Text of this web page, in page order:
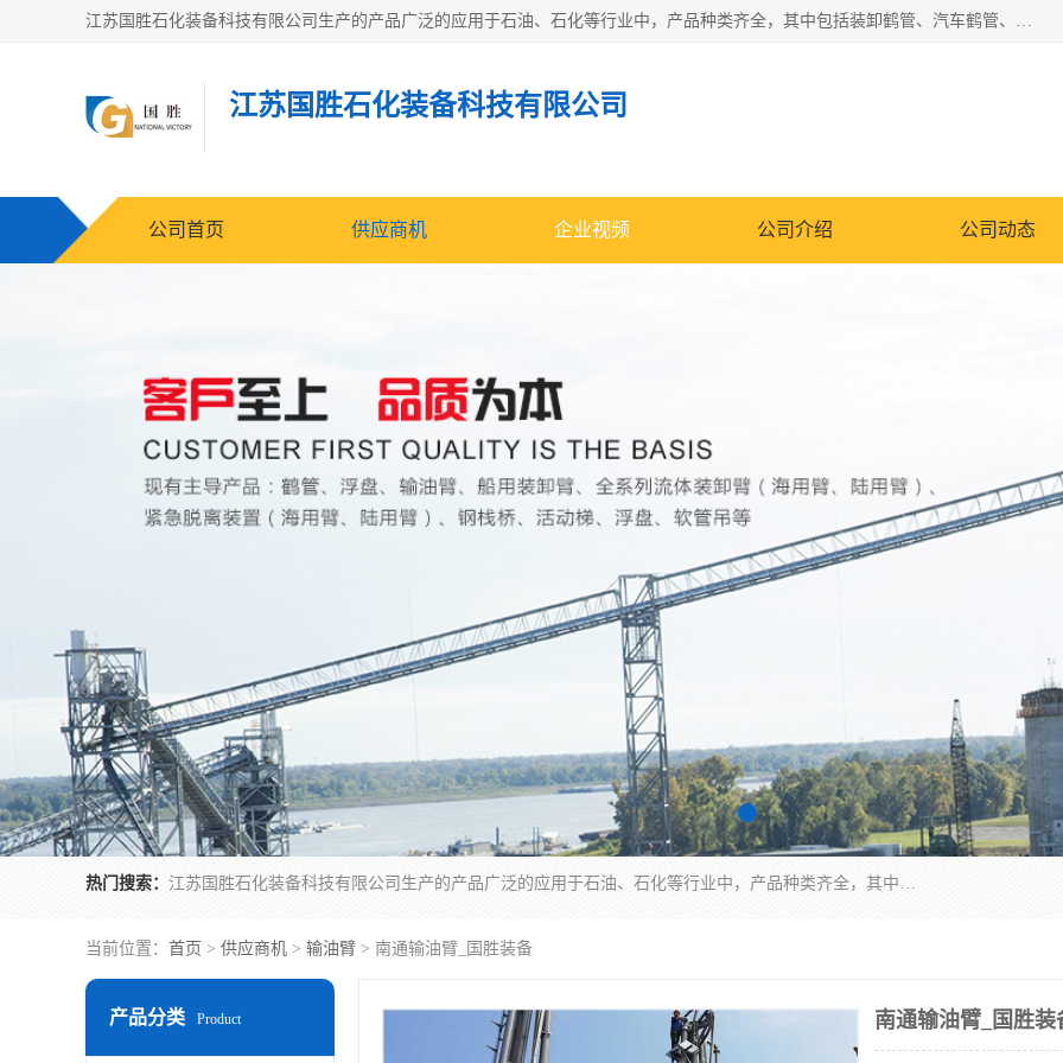
江苏国胜石化装备科技有限公司生产的产品广泛的应用于石油、石化等行业中，产品种类齐全，其中包括装卸鹤管、汽车鹤管、火车鹤管、装车鹤管、卸车鹤管、上装鹤管、下装鹤管、lng鹤管、发油鹤管、液氨鹤管、液化气鹤管等，我们生产的产品质量上乘，价格实惠，服务好，买鹤管就到国胜石化装备！
江苏国胜石化装备科技有限公司
公司首页 供应商机 企业视频 公司介绍 公司动态
热门搜索： 江苏国胜石化装备科技有限公司生产的产品广泛的应用于石油、石化等行业中，产品种类齐全，其中包括装卸鹤管、汽车鹤管、火车鹤管、装车鹤管、卸车鹤管、上装鹤管、下装鹤管、lng鹤管、发油鹤管、液氨鹤管、液化气鹤管等，我们生产的产品质量上乘，价格实惠，服务好，买鹤管就到国胜石化装备！
当前位置： 首页 > 供应商机 > 输油臂 > 南通输油臂_国胜装备
产品分类 Product 南通输油臂_国胜装